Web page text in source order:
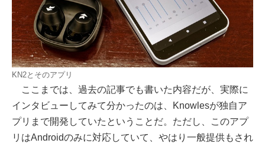
KN2とそのアプリ
ここまでは、過去の記事でも書いた内容だが、実際に
インタビューしてみて分かったのは、Knowlesが独自ア
プリまで開発していたということだ。ただし、このアプ
リはAndroidのみに対応していて、やはり一般提供もされ